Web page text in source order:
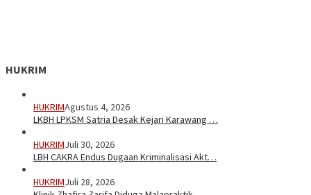
HUKRIM
HUKRIMAgustus 4, 2026
LKBH LPKSM Satria Desak Kejari Karawang …
HUKRIMJuli 30, 2026
LBH CAKRA Endus Dugaan Kriminalisasi Akt…
HUKRIMJuli 28, 2026